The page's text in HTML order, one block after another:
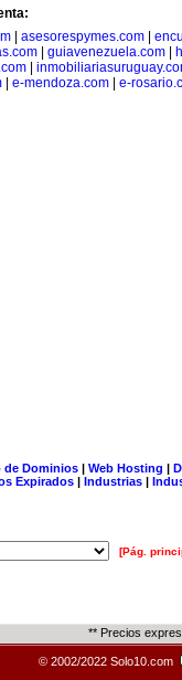
asesorespymes.com
| guiavenezuela.com|
| e-mendoza.com| e-
de Dominios| Web Hosting |
Expirados | Industrias |
[Pág.
** Precios
© 2002/2022 Solo10.com